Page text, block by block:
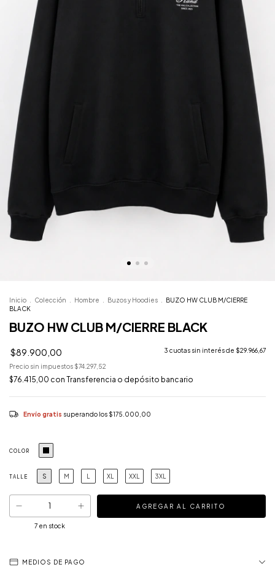
Inicio Colección Hombre Buzos y Hoodies
BUZO HW CLUB M/CIERRE
BLACK
BUZO HW CLUB M/CIERRE BLACK
$89.900,00 3 cuotas sin interés de $29.966,67
Precio sin impuestos $74.297,52
$76.415,00 con Transferencia o depósito bancario
Envío gratis superando los $175.000,00
COLOR
TALLE S M L XL XXL 3XL
7 en stock
MEDIOS DE PAGO